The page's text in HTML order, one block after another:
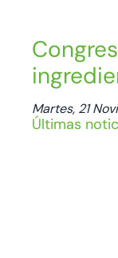
Martes, 21
Últimas